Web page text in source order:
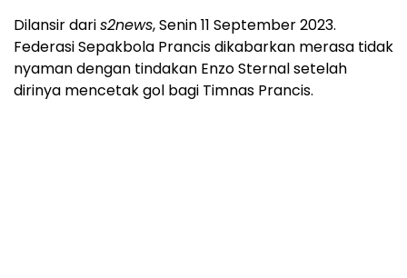
Dilansir daris2news, Senin 11 September 2023.
Federasi Sepakbola Prancis dikabarkan merasa tidak
nyaman dengan tindakan Enzo Sternal setelah
dirinya mencetak gol bagi Timnas Prancis.